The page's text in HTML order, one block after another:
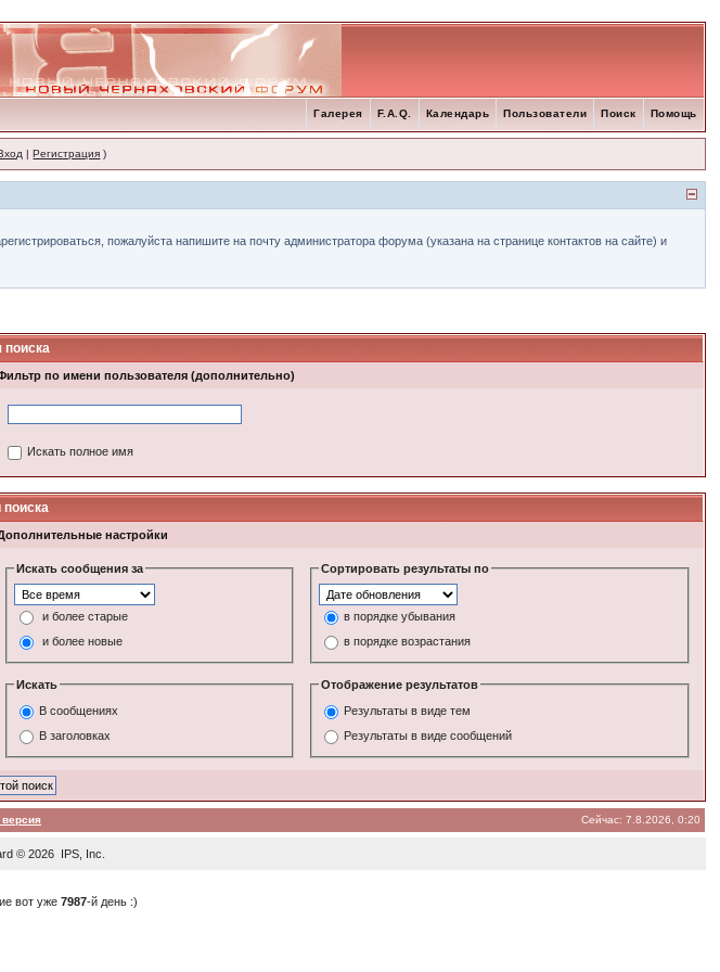
Помощь
Поиск
Пользователи
Календарь
F.A.Q.
Галерея
|Регистрация )
пожалуйста напишите на почту администратора форума (указана на странице контактов на сайте) и
по имени пользователя (дополнительно)
Искать полное имя
поиска
настройки
Искать сообщения за
и более старые
и более новые
Сортировать результаты по
в порядке убывания
в порядке возрастания
Искать
В сообщениях
В заголовках
Отображение результатов
Результаты в виде тем
Результаты в виде сообщений
версия Сейчас: 7.8.2026, 0:20
© 2026 IPS, Inc
вот уже7987-й день :)